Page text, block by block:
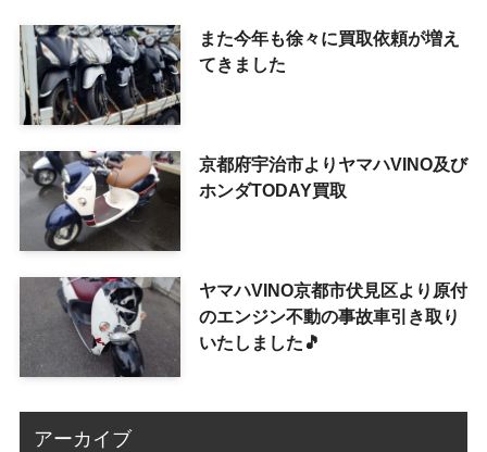
また今年も徐々に買取依頼が増え
てきました
京都府宇治市よりヤマハVINO及び
ホンダTODAY買取
ヤマハVINO京都市伏見区より原付
のエンジン不動の事故車引き取り
いたしました🎵
アーカイブ